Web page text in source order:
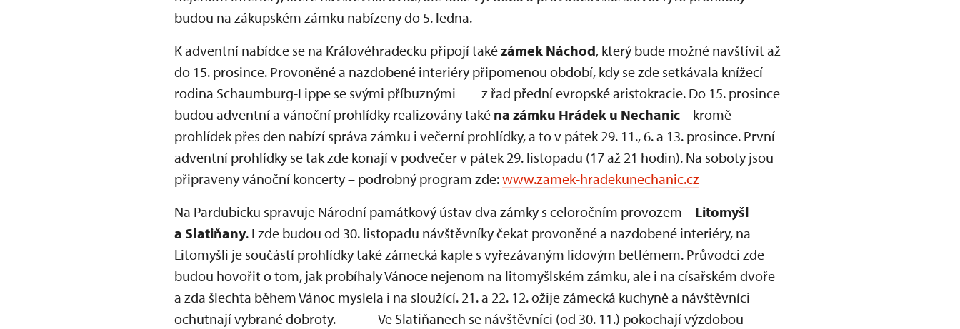
budou na zákupském zámku nabízeny do 5. ledna.
K adventní nabídce se na Královéhradecku připojí takézámek Náchod, který bude možné navštívit až
do 15. prosince. Provoněné a nazdobené interiéry připomenou období, kdy se zde setkávala knížecí
rodina Schaumburg-Lippe se svými příbuznými z řad přední evropské aristokracie. Do 15. prosince
budou adventní a vánoční prohlídky realizovány také na zámku Hrádek u Nechanic– kromě
prohlídek přes den nabízí správa zámku i večerní prohlídky, a to v pátek 29. 11., 6. a 13. prosince. První
adventní prohlídky se tak zde konají v podvečer v pátek 29. listopadu (17 až 21 hodin). Na soboty jsou
připraveny vánoční koncerty – podrobný program zde:www.zamek-hradekunechanic.cz
Na Pardubicku spravuje Národní památkový ústav dva zámky s celoročním provozem – Litomyšl
a Slatiňany. I zde budou od 30. listopadu návštěvníky čekat provoněné a nazdobené interiéry, na
Litomyšli je součástí prohlídky také zámecká kaple s vyřezávaným lidovým betlémem. Průvodci zde
budou hovořit o tom, jak probíhaly Vánoce nejenom na litomyšlském zámku, ale i na císařském dvoře
a zda šlechta během Vánoc myslela i na sloužící. 21. a 22. 12. ožije zámecká kuchyně a návštěvníci
ochutnají vybrané dobroty. Ve Slatiňanech se návštěvníci (od 30. 11.) pokochají výzdobou